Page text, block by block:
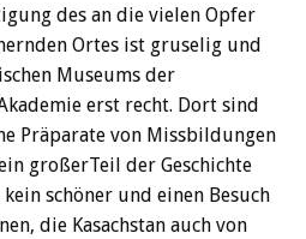
des an die vielen Opfer
Ortes ist gruselig und
Museums der
erst recht. Dort sind
Präparate von Missbildungen
großerTeil der Geschichte
kein schöner und einen Besuch
die Kasachstan auch von